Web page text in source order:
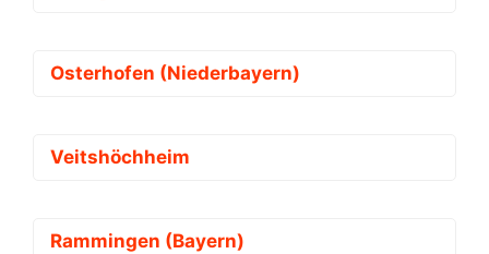
Osterhofen (Niederbayern)
Veitshöchheim
Rammingen (Bayern)